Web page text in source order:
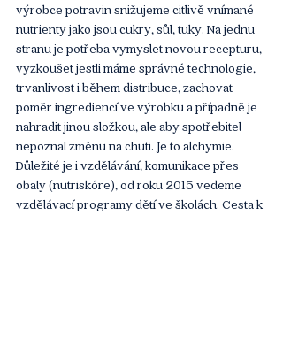
výrobce potravin snižujeme citlivě vnímané
nutrienty jako jsou cukry, sůl, tuky. Na jednu
stranu je potřeba vymyslet novou recepturu,
vyzkoušet jestli máme správné technologie,
trvanlivost i během distribuce, zachovat
poměr ingrediencí ve výrobku a případně je
nahradit jinou složkou, ale aby spotřebitel
nepoznal změnu na chuti. Je to alchymie.
Důležité je i vzdělávání, komunikace přes
obaly (nutriskóre), od roku 2015 vedeme
vzdělávací programy dětí ve školách. Cesta k